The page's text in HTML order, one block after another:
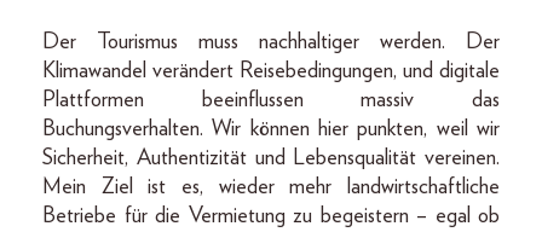
Der Tourismus muss nachhaltiger werden. Der
Klimawandel verändert Reisebedingungen, und digitale
Plattformen beeinflussen massiv das
Buchungsverhalten. Wir können hier punkten, weil wir
Sicherheit, Authentizität und Lebensqualität vereinen.
Mein Ziel ist es, wieder mehr landwirtschaftliche
Betriebe für die Vermietung zu begeistern – egal ob